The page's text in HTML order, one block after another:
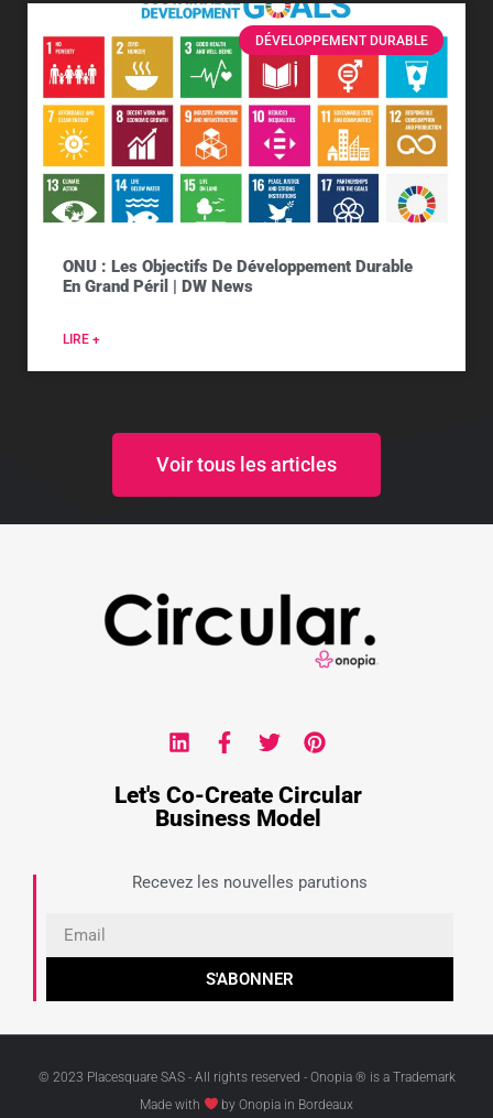
DÉVELOPPEMENT DURABLE
ONU : Les Objectifs De Développement Durable
En Grand Péril | DW News
LIRE +
Voir tous les articles
Let's Co-Create Circular
Business Model
Recevez les nouvelles parutions
S'ABONNER
© 2023 Placesquare SAS - All rights reserved - Onopia ® is a Trademark
Made with
by Onopia in Bordeaux